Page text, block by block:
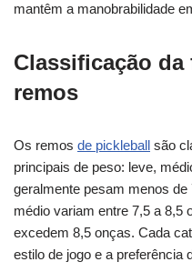
mantêm a manobrabilidade
Classificação da
remos
Os remos de pickleball são
principais de peso: leve,
geralmente pesam menos
médio variam entre 7,5 a 8,5
excedem 8,5 onças. Cada
estilo de jogo e a preferência